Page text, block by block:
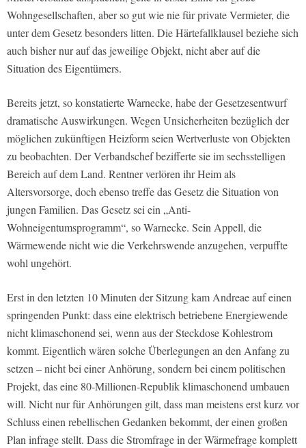
Wohngesellschaften, aber so gut wie nie für private Vermieter, die
unter dem Gesetz besonders litten. Die Härtefallklausel beziehe sich
auch bisher nur auf das jeweilige Objekt, nicht aber auf die
Situation des Eigentümers.
Bereits jetzt, so konstatierte Warnecke, habe der Gesetzesentwurf
dramatische Auswirkungen. Wegen Unsicherheiten bezüglich der
möglichen zukünftigen Heizform seien Wertverluste von Objekten
zu beobachten. Der Verbandschef bezifferte sie im sechsstelligen
Bereich auf dem Land. Rentner verlören ihr Heim als
Altersvorsorge, doch ebenso treffe das Gesetz die Situation von
jungen Familien. Das Gesetz sei ein „Anti-
Wohneigentumsprogramm“, so Warnecke. Sein Appell, die
Wärmewende nicht wie die Verkehrswende anzugehen, verpuffte
wohl ungehört.
Erst in den letzten 10 Minuten der Sitzung kam Andreae auf einen
springenden Punkt: dass eine elektrisch betriebene Energiewende
nicht klimaschonend sei, wenn aus der Steckdose Kohlestrom
kommt. Eigentlich wären solche Überlegungen an den Anfang zu
setzen – nicht bei einer Anhörung, sondern bei einem politischen
Projekt, das eine 80-Millionen-Republik klimaschonend umbauen
will. Nicht nur für Anhörungen gilt, dass man meistens erst kurz vor
Schluss einen rebellischen Gedanken bekommt, der einen großen
Plan infrage stellt. Dass die Stromfrage in der Wärmefrage komplett